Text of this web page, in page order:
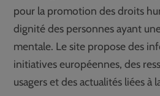
pour la promotion des droits
dignité des personnes ayant
mentale. Le site propose des
initiatives européennes, des
usagers et des actualités liées à